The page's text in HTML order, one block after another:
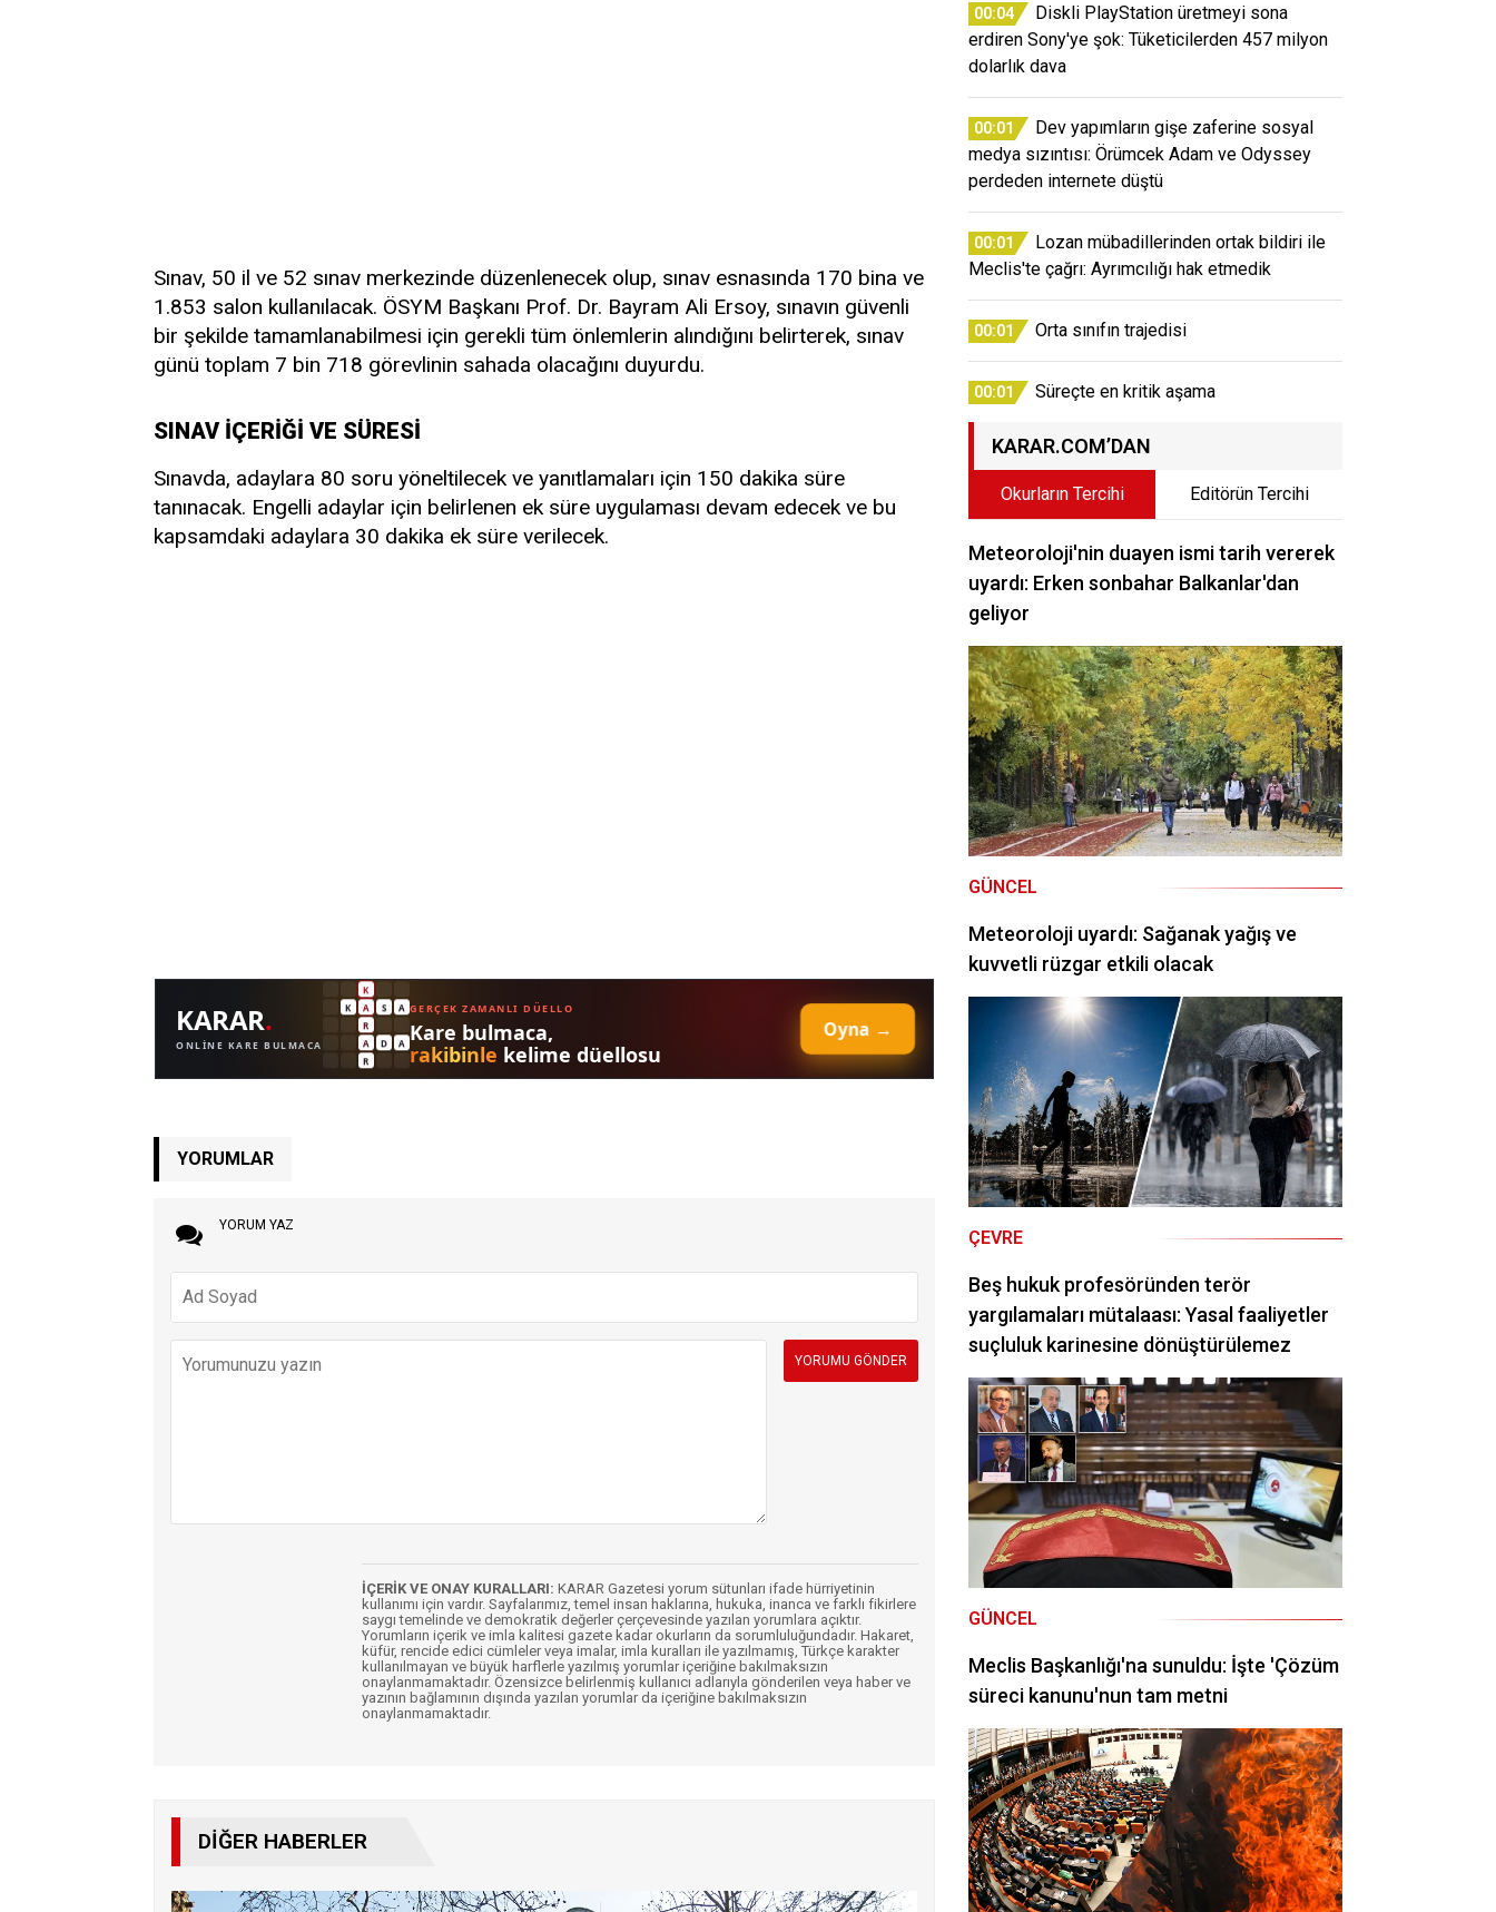
Sınav, 50 il ve 52 sınav merkezinde düzenlenecek olup, sınav esnasında 170 bina ve
1.853 salon kullanılacak. ÖSYM Başkanı Prof. Dr. Bayram Ali Ersoy, sınavın güvenli
bir şekilde tamamlanabilmesi için gerekli tüm önlemlerin alındığını belirterek, sınav
günü toplam 7 bin 718 görevlinin sahada olacağını duyurdu.
SINAV İÇERİĞİ VE SÜRESİ
Sınavda, adaylara 80 soru yöneltilecek ve yanıtlamaları için 150 dakika süre
tanınacak. Engelli adaylar için belirlenen ek süre uygulaması devam edecek ve bu
kapsamdaki adaylara 30 dakika ek süre verilecek.
YORUMLAR
YORUM YAZ
İÇERİK VE ONAY KURALLARI: KARAR Gazetesi yorum sütunları ifade hürriyetinin
kullanımı için vardır. Sayfalarımız, temel insan haklarına, hukuka, inanca ve farklı fikirlere
saygı temelinde ve demokratik değerler çerçevesinde yazılan yorumlara açıktır.
Yorumların içerik ve imla kalitesi gazete kadar okurların da sorumluluğundadır. Hakaret,
küfür, rencide edici cümleler veya imalar, imla kuralları ile yazılmamış, Türkçe karakter
kullanılmayan ve büyük harflerle yazılmış yorumlar içeriğine bakılmaksızın
onaylanmamaktadır. Özensizce belirlenmiş kullanıcı adlarıyla gönderilen veya haber ve
yazının bağlamının dışında yazılan yorumlar da içeriğine bakılmaksızın
onaylanmamaktadır.
DIĞER HABERLER
00:04
Diskli PlayStation üretmeyi sona
erdiren Sony'ye şok: Tüketicilerden 457 milyon
dolarlık dava
00:01
Dev yapımların gişe zaferine sosyal
medya sızıntısı: Örümcek Adam ve Odyssey
perdeden internete düştü
00:01
Lozan mübadillerinden ortak bildiri ile
Meclis'te çağrı: Ayrımcılığı hak etmedik
00:01 Orta sınıfın trajedisi
00:01 Süreçte en kritik aşama
KARAR.COM’DAN
Okurların Tercihi Editörün Tercihi
Meteoroloji'nin duayen ismi tarih vererek
uyardı: Erken sonbahar Balkanlar'dan
geliyor
GÜNCEL
Meteoroloji uyardı: Sağanak yağış ve
kuvvetli rüzgar etkili olacak
ÇEVRE
Beş hukuk profesöründen terör
yargılamaları mütalaası: Yasal faaliyetler
suçluluk karinesine dönüştürülemez
GÜNCEL
Meclis Başkanlığı'na sunuldu: İşte 'Çözüm
süreci kanunu'nun tam metni